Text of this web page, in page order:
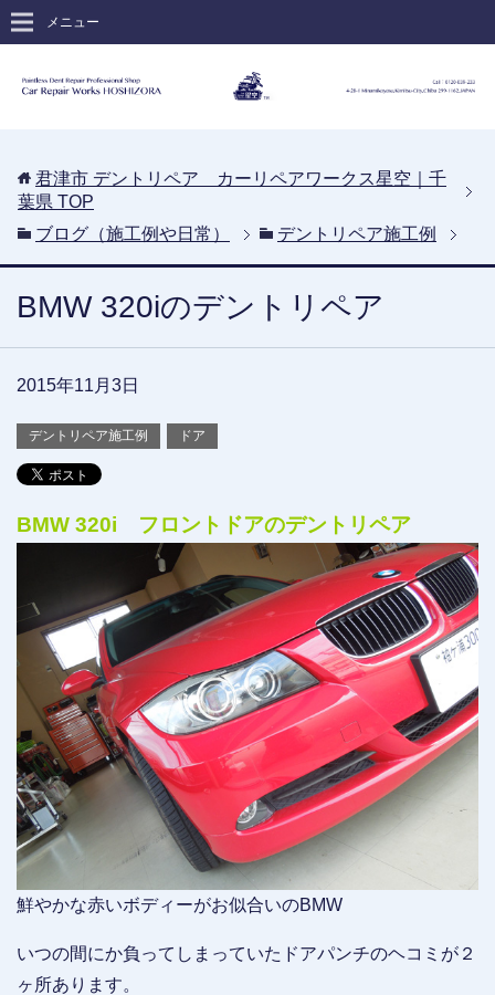
メニュー
君津市 デントリペア カーリペアワークス星空｜千
葉県 TOP
ブログ（施工例や日常）
デントリペア施工例
BMW 320iのデントリペア
2015年11月3日
デントリペア施工例 ドア
BMW 320i フロントドアのデントリペア
鮮やかな赤いボディーがお似合いのBMW
いつの間にか負ってしまっていたドアパンチのヘコミが２
ヶ所あります。